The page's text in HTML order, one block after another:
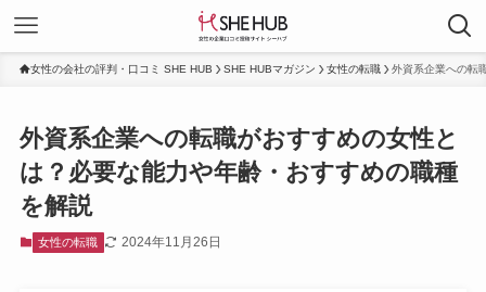
女性の会社の評判・口コミ SHE HUB SHE HUBマガジン 女性の転職 外資系企業への転
外資系企業への転職がおすすめの女性と
は？必要な能力や年齢・おすすめの職種
を解説
女性の転職 2024年11月26日